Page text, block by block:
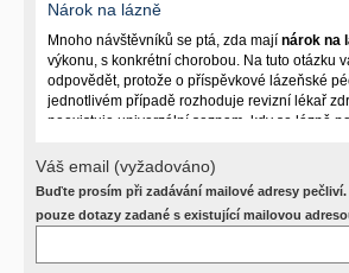
Nárok na lázně
Mnoho návštěvníků se ptá, zda mají nárok na
výkonu, s konkrétní chorobou. Na tuto otázku
odpovědět, protože o příspěvkové lázeňské
jednotlivém případě rozhoduje revizní lékař
neexistuje univerzální seznam, kdy se lázně
postižení pacienta a dalších zdravotních
Požádejte svého ošetřujícího lékaře o návrh,
příslušný revizní lékař. My vám spolehlivou
Váš email (vyžadováno)
Buďte prosím při zadávání mailové adresy
pouze dotazy zadané s existující mailovou